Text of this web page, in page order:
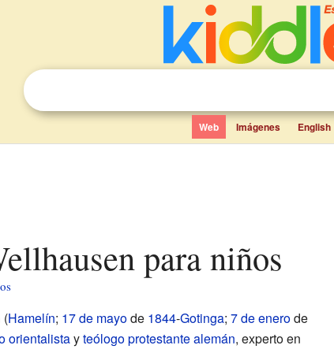
Web Imágenes English
para niños
(Hamelín; 17 de mayode 1844-Gotinga; 7 de enerode
orientalistayteólogoprotestantealemán, experto en